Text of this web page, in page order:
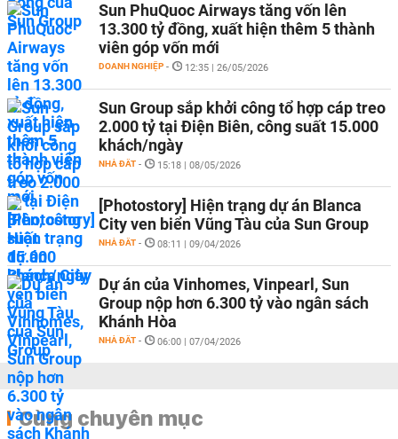
Sun PhuQuoc Airways tăng vốn lên
13.300 tỷ đồng, xuất hiện thêm 5 thành
viên góp vốn mới
DOANH NGHIỆP - 12:35 | 26/05/2026
Sun Group sắp khởi công tổ hợp cáp treo
2.000 tỷ tại Điện Biên, công suất 15.000
khách/ngày
NHÀ ĐẤT - 15:18 | 08/05/2026
[Photostory] Hiện trạng dự án Blanca
City ven biển Vũng Tàu của Sun Group
NHÀ ĐẤT - 08:11 | 09/04/2026
Dự án của Vinhomes, Vinpearl, Sun
Group nộp hơn 6.300 tỷ vào ngân sách
Khánh Hòa
NHÀ ĐẤT - 06:00 | 07/04/2026
Cùng chuyên mục